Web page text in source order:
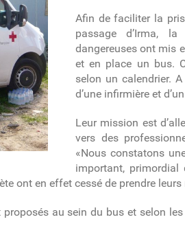
Afin de faciliter la
passage d’Irma,
dangereuses ont mis
et en place un bus.
selon un calendrier.
d’une infirmière et
Leur mission est
vers des
«Nous constatons
important, primordial
ont en effet cessé de prendre
au sein du bus et selon